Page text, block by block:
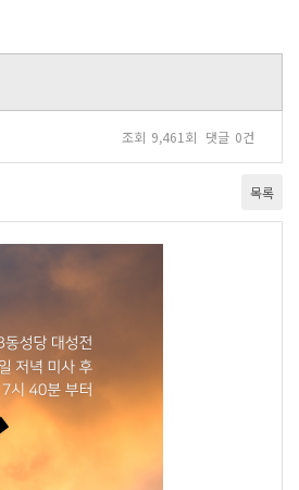
조회 9,461회 댓글 0건
목록